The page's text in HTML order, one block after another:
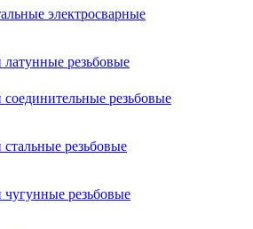
электросварные
резьбовые
резьбовые
резьбовые
резьбовые